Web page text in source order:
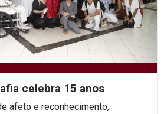
celebra 15 anos
afeto e reconhecimento,